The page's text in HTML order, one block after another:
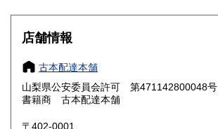
大阪府
奈良県
鳥取県 800円 島根県
岡山県
店舗情報
古本配達本舗
山梨県公安委員会許可 第471142800048号
書籍商 古本配達本舗
〒402-0001